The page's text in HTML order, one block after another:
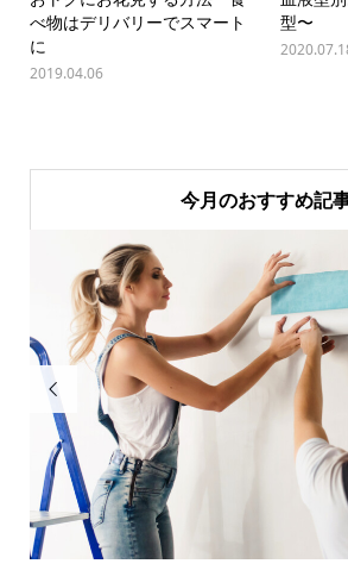
べ物はデリバリーでスマート
に
2019.04.06
型〜
今月のおすすめ記
